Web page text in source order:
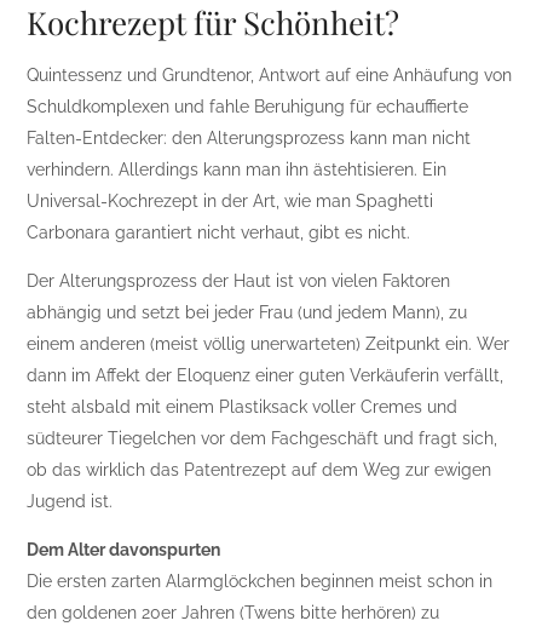
Kochrezept für Schönheit?
Quintessenz und Grundtenor, Antwort auf eine Anhäufung von
Schuldkomplexen und fahle Beruhigung für echauffierte
Falten-Entdecker: den Alterungsprozess kann man nicht
verhindern. Allerdings kann man ihn ästehtisieren. Ein
Universal-Kochrezept in der Art, wie man Spaghetti
Carbonara garantiert nicht verhaut, gibt es nicht.
Der Alterungsprozess der Haut ist von vielen Faktoren
abhängig und setzt bei jeder Frau (und jedem Mann), zu
einem anderen (meist völlig unerwarteten) Zeitpunkt ein. Wer
dann im Affekt der Eloquenz einer guten Verkäuferin verfällt,
steht alsbald mit einem Plastiksack voller Cremes und
südteurer Tiegelchen vor dem Fachgeschäft und fragt sich,
ob das wirklich das Patentrezept auf dem Weg zur ewigen
Jugend ist.
Dem Alter davonspurten
Die ersten zarten Alarmglöckchen beginnen meist schon in
den goldenen 20er Jahren (Twens bitte herhören) zu